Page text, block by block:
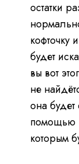
остатки
кофточку
будет
вы вот
не
она
помощью
которым